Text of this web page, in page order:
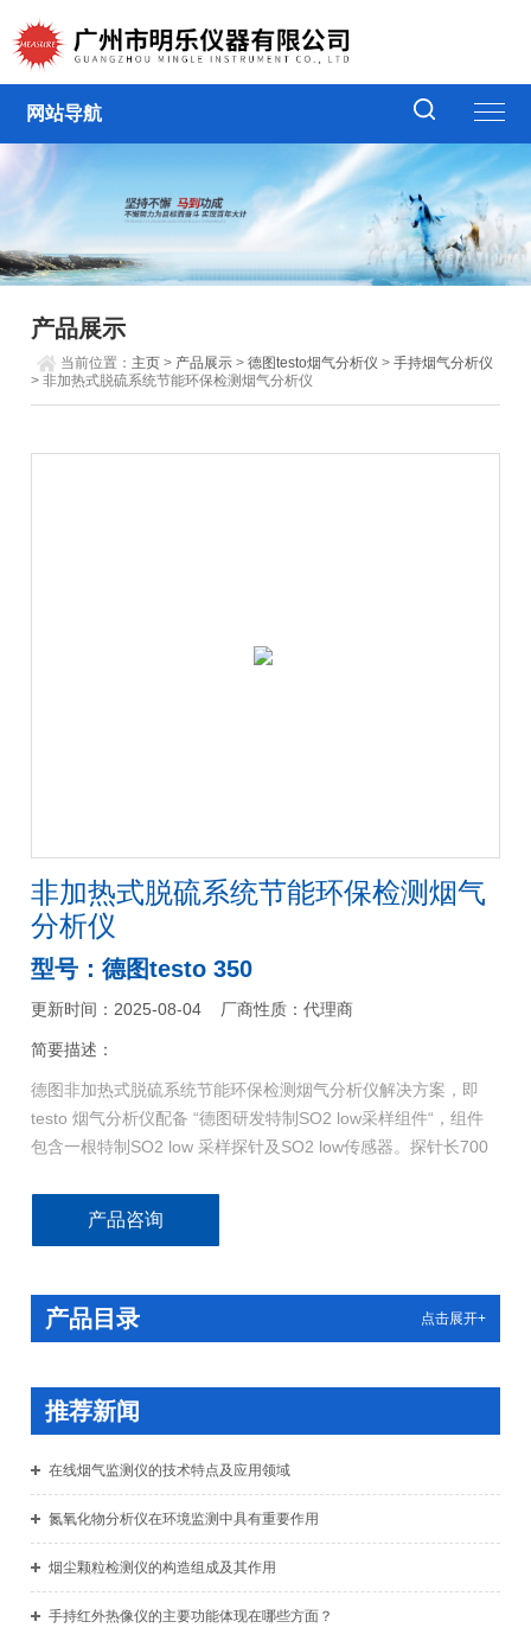
网站导航
产品展示
当前位置： 主页 > 产品展示 >德图testo烟气分析仪 >手持烟气分析仪
> 非加热式脱硫系统节能环保检测烟气分析仪
非加热式脱硫系统节能环保检测烟气
分析仪
型号：德图testo 350
更新时间：2025-08-04 厂商性质：代理商
简要描述：
德图非加热式脱硫系统节能环保检测烟气分析仪解决方案，即
testo 烟气分析仪配备 “德图研发特制SO2 low采样组件“，组件
包含一根特制SO2 low 采样探针及SO2 low传感器。探针长700
度；极大地简化了高湿低硫环境下SO2气体的测量。
产品咨询
产品目录 点击展开+
推荐新闻
在线烟气监测仪的技术特点及应用领域
氮氧化物分析仪在环境监测中具有重要作用
烟尘颗粒检测仪的构造组成及其作用
手持红外热像仪的主要功能体现在哪些方面？